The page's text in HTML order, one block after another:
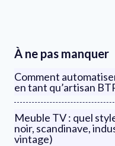
À ne pas manquer
Comment
en tant qu’artisan
Meuble TV : quel
noir, scandinave,
vintage)